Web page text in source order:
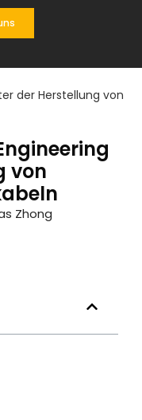
der Herstellung von
von
Zhong